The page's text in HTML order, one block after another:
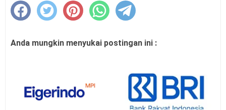
Anda mungkin menyukai postingan ini :